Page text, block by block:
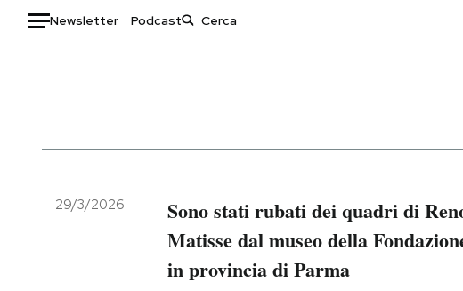
Newsletter Podcast
Italia
Politica
Moda
Ok Boomer!
Media
29/3/2026
Sono stati rubati dei quadri di
Matisse dal museo della
in provincia di Parma